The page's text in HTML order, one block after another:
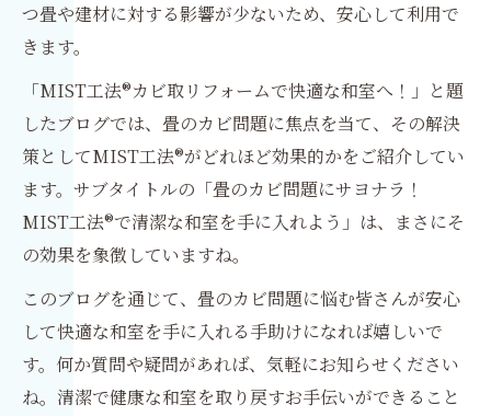
つ畳や建材に対する影響が少ないため、安心して利用で
きます。
「MIST工法®カビ取リフォームで快適な和室へ！」と題
したブログでは、畳のカビ問題に焦点を当て、その解決
策としてMIST工法®がどれほど効果的かをご紹介してい
ます。サブタイトルの「畳のカビ問題にサヨナラ！
MIST工法®で清潔な和室を手に入れよう」は、まさにそ
の効果を象徴していますね。
このブログを通じて、畳のカビ問題に悩む皆さんが安心
して快適な和室を手に入れる手助けになれば嬉しいで
す。何か質問や疑問があれば、気軽にお知らせください
ね。清潔で健康な和室を取り戻すお手伝いができること